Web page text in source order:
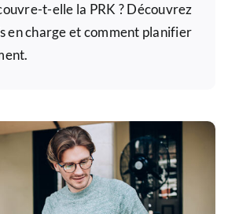
t-elle la PRK ? Découvrez
en charge et comment planifier